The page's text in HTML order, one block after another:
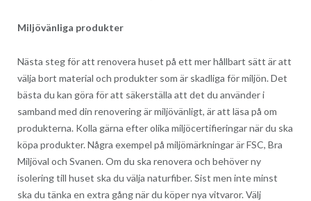
Miljövänliga produkter
Nästa steg för att renovera huset på ett mer hållbart sätt är att
välja bort material och produkter som är skadliga för miljön. Det
bästa du kan göra för att säkerställa att det du använder i
samband med din renovering är miljövänligt, är att läsa på om
produkterna. Kolla gärna efter olika miljöcertifieringar när du ska
köpa produkter. Några exempel på miljömärkningar är FSC, Bra
Miljöval och Svanen. Om du ska renovera och behöver ny
isolering till huset ska du välja naturfiber. Sist men inte minst
ska du tänka en extra gång när du köper nya vitvaror. Välj